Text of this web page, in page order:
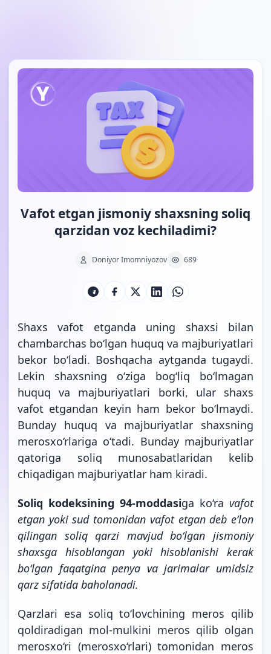
Vafot etgan jismoniy shaxsning soliq
qarzidan voz kechiladimi?
Doniyor Imomniyozov 689
Shaxs vafot etganda uning shaxsi bilan
chambarchas bo‘lgan huquq va majburiyatlari
bekor bo‘ladi. Boshqacha aytganda tugaydi.
Lekin shaxsning o‘ziga bog‘liq bo‘lmagan
huquq va majburiyatlari borki, ular shaxs
vafot etgandan keyin ham bekor bo‘lmaydi.
Bunday huquq va majburiyatlar shaxsning
merosxo‘rlariga o‘tadi. Bunday majburiyatlar
qatoriga soliq munosabatlaridan kelib
chiqadigan majburiyatlar ham kiradi.
Soliq kodeksining 94-moddasiga ko‘ra vafot
etgan yoki sud tomonidan vafot etgan deb e’lon
qilingan soliq qarzi mavjud bo‘lgan jismoniy
shaxsga hisoblangan yoki hisoblanishi kerak
bo‘lgan faqatgina penya va jarimalar umidsiz
qarz sifatida baholanadi.
Qarzlari esa soliq to‘lovchining meros qilib
qoldiradigan mol-mulkini meros qilib olgan
merosxo‘ri (merosxo‘rlari) tomonidan meros